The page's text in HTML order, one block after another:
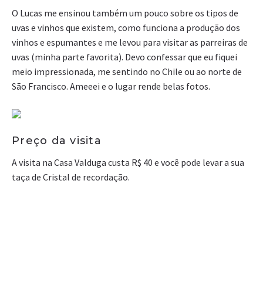
O Lucas me ensinou também um pouco sobre os tipos de
uvas e vinhos que existem, como funciona a produção dos
vinhos e espumantes e me levou para visitar as parreiras de
uvas (minha parte favorita). Devo confessar que eu fiquei
meio impressionada, me sentindo no Chile ou ao norte de
São Francisco. Ameeei e o lugar rende belas fotos.
Preço da visita
A visita na Casa Valduga custa R$ 40 e você pode levar a sua
taça de Cristal de recordação.